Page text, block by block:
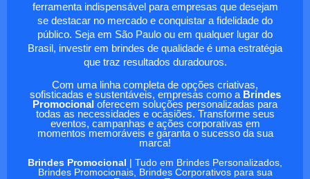
ferramenta indispensável para empresas que desejam
se destacar no mercado e conquistar a fidelidade do
público. Seja em São Paulo ou em qualquer lugar do
Brasil, investir em brindes de qualidade é uma estratégia
que traz resultados duradouros.
Com uma linha completa de opções criativas,
sofisticadas e sustentáveis, empresas como a Brindes
Promocional oferecem soluções personalizadas para
todas as necessidades e ocasiões. Transforme seus
eventos, campanhas e ações corporativas em
momentos memoráveis e garanta o sucesso da sua
marca!
Brindes Promocional | Tudo em Brindes Personalizados,
Brindes Promocionais, Brindes Corporativos para sua